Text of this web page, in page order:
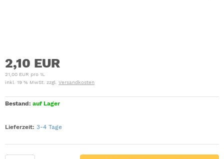
2,10 EUR
21,00 EUR pro 1L
inkl. 19 % MwSt. zzgl. Versandkosten
Bestand: auf Lager
Lieferzeit: 3-4 Tage